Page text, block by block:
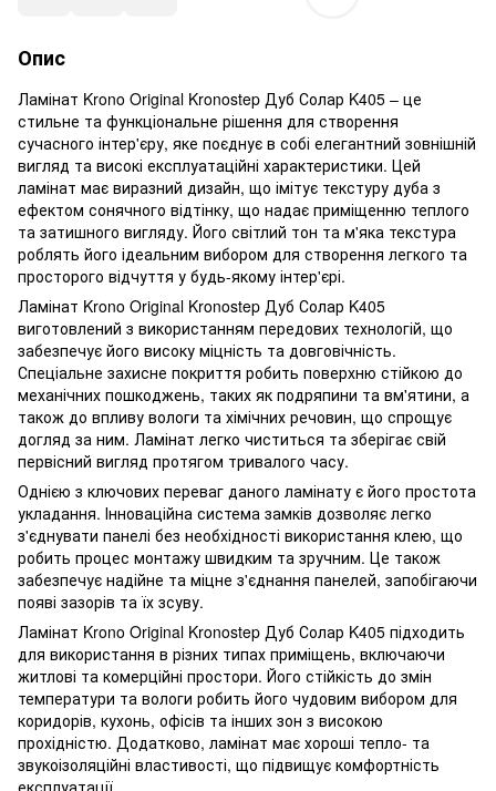
Опис
Ламінат Krono Original Kronostep Дуб Солар K405 – це
стильне та функціональне рішення для створення
сучасного інтер'єру, яке поєднує в собі елегантний зовнішній
вигляд та високі експлуатаційні характеристики. Цей
ламінат має виразний дизайн, що імітує текстуру дуба з
ефектом сонячного відтінку, що надає приміщенню теплого
та затишного вигляду. Його світлий тон та м'яка текстура
роблять його ідеальним вибором для створення легкого та
просторого відчуття у будь-якому інтер'єрі.
Ламінат Krono Original Kronostep Дуб Солар K405
виготовлений з використанням передових технологій, що
забезпечує його високу міцність та довговічність.
Спеціальне захисне покриття робить поверхню стійкою до
механічних пошкоджень, таких як подряпини та вм'ятини, а
також до впливу вологи та хімічних речовин, що спрощує
догляд за ним. Ламінат легко чиститься та зберігає свій
первісний вигляд протягом тривалого часу.
Однією з ключових переваг даного ламінату є його простота
укладання. Інноваційна система замків дозволяє легко
з'єднувати панелі без необхідності використання клею, що
робить процес монтажу швидким та зручним. Це також
забезпечує надійне та міцне з'єднання панелей, запобігаючи
появі зазорів та їх зсуву.
Ламінат Krono Original Kronostep Дуб Солар K405 підходить
для використання в різних типах приміщень, включаючи
житлові та комерційні простори. Його стійкість до змін
температури та вологи робить його чудовим вибором для
коридорів, кухонь, офісів та інших зон з високою
прохідністю. Додатково, ламінат має хороші тепло- та
звукоізоляційні властивості, що підвищує комфортність
експлуатації.